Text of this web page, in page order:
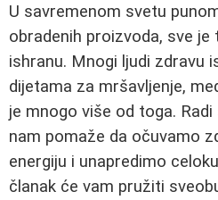
U savremenom svetu
obradenih proizvoda, sve
ishranu. Mnogi ljudi zdravu
dijetama za mršavljenje,
je mnogo više od toga.
nam pomaže da očuvamo
energiju i unapredimo
članak će vam pružiti